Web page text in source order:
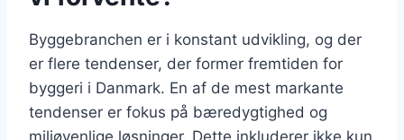
Byggebranchen er i konstant udvikling, og der
er flere tendenser, der former fremtiden for
byggeri i Danmark. En af de mest markante
tendenser er fokus på bæredygtighed og
miljøvenlige løsninger. Dette inkluderer ikke kun